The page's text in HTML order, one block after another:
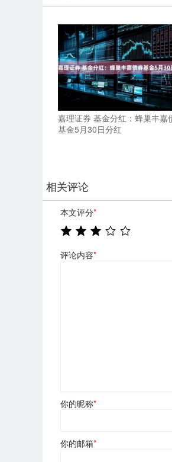
嘉理证券 基金分红：蜂巢丰嘉
基金5月30日分红
相关评论
本文评分*
评论内容*
你的昵称*
你的邮箱*